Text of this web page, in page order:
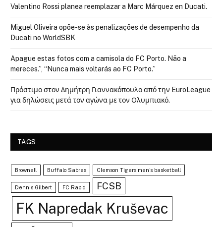
Valentino Rossi planea reemplazar a Marc Márquez en Ducati.
Miguel Oliveira opõe-se às penalizações de desempenho da
Ducati no WorldSBK
Apague estas fotos com a camisola do FC Porto. Não a
mereces.”, “Nunca mais voltarás ao FC Porto.”
Πρόστιμο στον Δημήτρη Γιαννακόπουλο από την EuroLeague
για δηλώσεις μετά τον αγώνα με τον Ολυμπιακό.
TAGS
Brownell Buffalo Sabres Clemson Tigers men’s basketball
Dennis Gilbert FC Rapid FCSB
FK Napredak Kruševac